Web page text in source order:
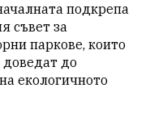
подкрепа
съвет за
паркове, които
до
екологичното